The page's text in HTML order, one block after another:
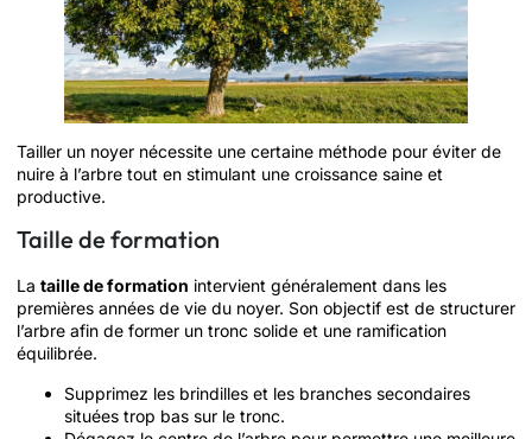
Tailler un noyer nécessite une certaine méthode pour éviter de
nuire à l’arbre tout en stimulant une croissance saine et
productive.
Taille de formation
La taille de formation intervient généralement dans les
premières années de vie du noyer. Son objectif est de structurer
l’arbre afin de former un tronc solide et une ramification
équilibrée.
Supprimez les brindilles et les branches secondaires
situées trop bas sur le tronc.